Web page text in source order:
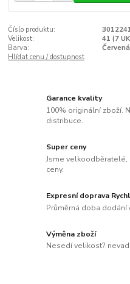
Číslo produktu:
Velikost:
41 (7
Barva:
Červená
Hlídat cenu / dostupnost
Garance kvality
100% originální zboží.
distribuce.
Super ceny
Jsme velkoodběratelé,
ceny.
Expresní doprava
Průměrná doba dodání
Výměna zboží
Nesedí velikost?